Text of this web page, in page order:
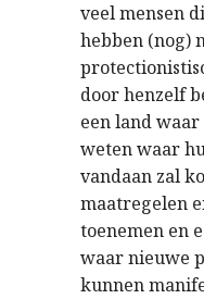
veel mensen
hebben (nog)
door henzelf
een land
weten waar
vandaan zal
maatregelen
toenemen en
waar nieuwe
kunnen